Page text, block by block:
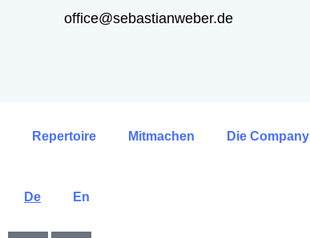
office@sebastianweber.de
Repertoire Mitmachen Die Company
De En